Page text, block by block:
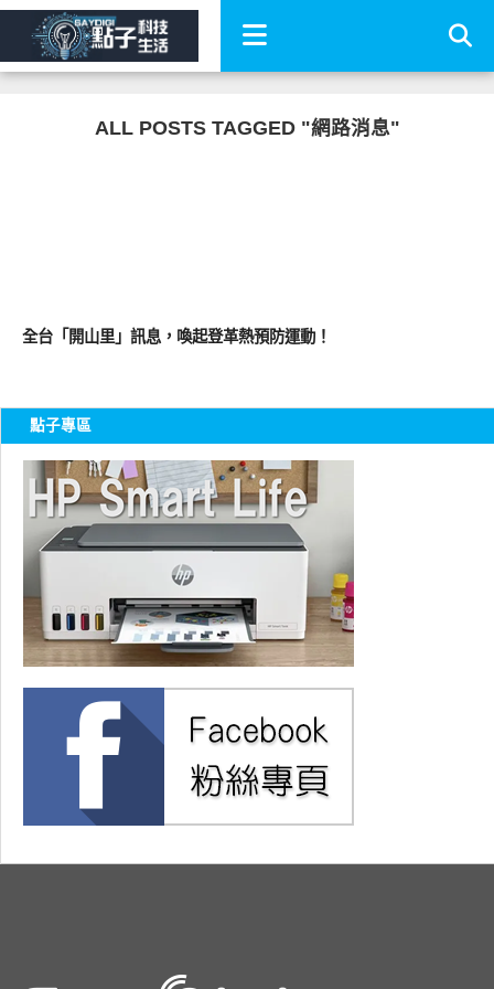
ALL POSTS TAGGED "網路消息"
全台「開山里」訊息，喚起登革熱預防運動！
點子專區